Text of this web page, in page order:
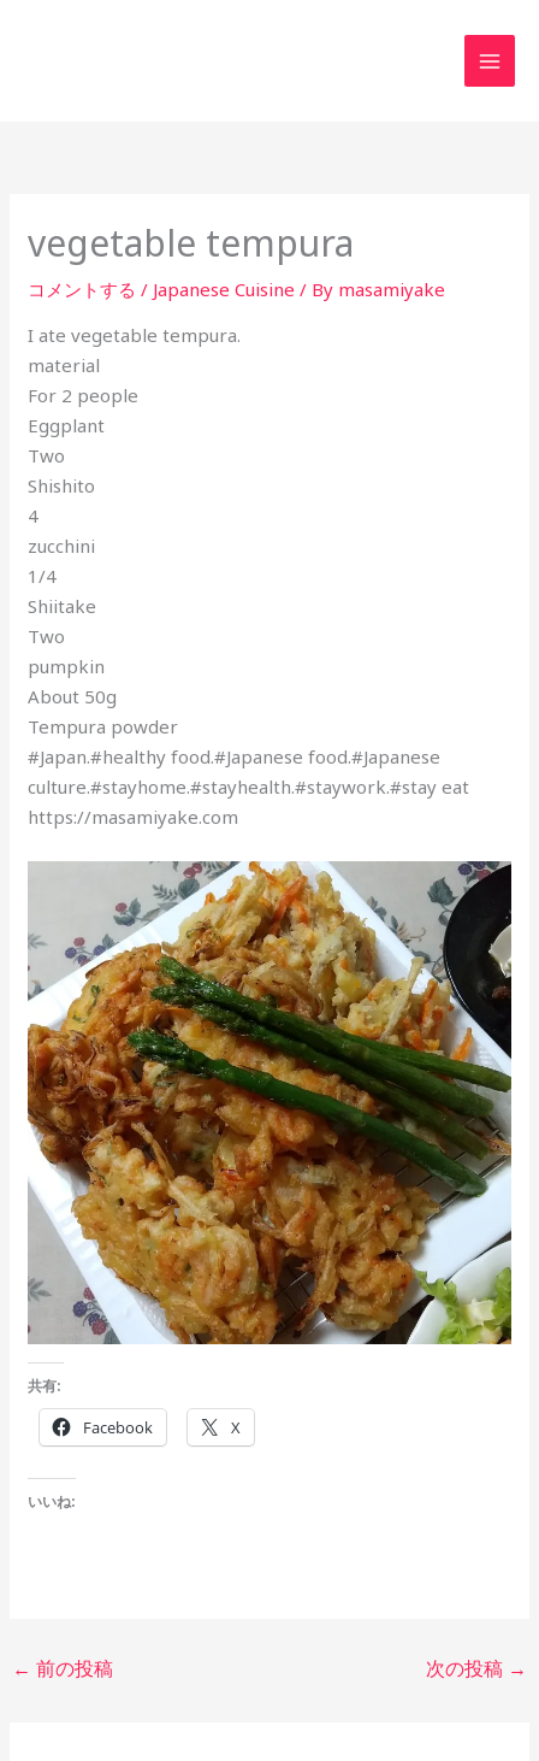
vegetable tempura
コメントする / Japanese Cuisine / By masamiyake
I ate vegetable tempura.
material
For 2 people
Eggplant
Two
Shishito
4
zucchini
1/4
Shiitake
Two
pumpkin
About 50g
Tempura powder
#Japan.#healthy food.#Japanese food.#Japanese
culture.#stayhome.#stayhealth.#staywork.#stay eat
https://masamiyake.com
共有:
Facebook X
いいね:
← 前の投稿 次の投稿 →